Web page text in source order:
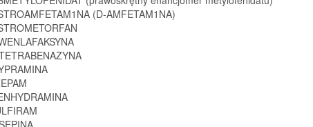
(D-AMFETAM1NA)